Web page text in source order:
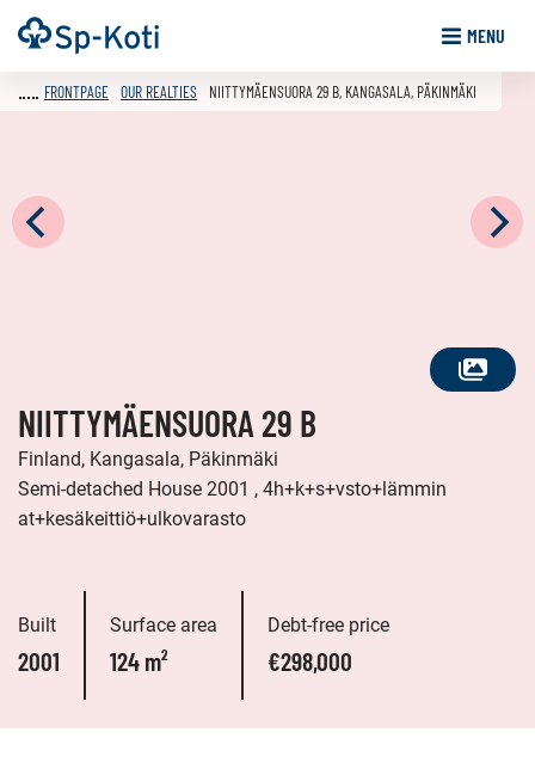
Go
to
Frontpage MENU
SEE
FRONTPAGE OUR REALTIES NIITTYMÄENSUORA 29 B, KANGASALA, PÄKINMÄKI
NIITTYMÄENSUORA 29 B
Finland, Kangasala, Päkinmäki
Semi-detached House 2001 , 4h+k+s+vsto+lämmin
at+kesäkeittiö+ulkovarasto
Built
2001
Surface area
124 m²
Debt-free price
€298,000